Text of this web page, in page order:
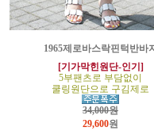
1965제로바스락핀턱반바지
[기가막힌원단-인기]
5부팬츠로 부담없이
쿨링원단으로 구김제로
34,000원
29,600원